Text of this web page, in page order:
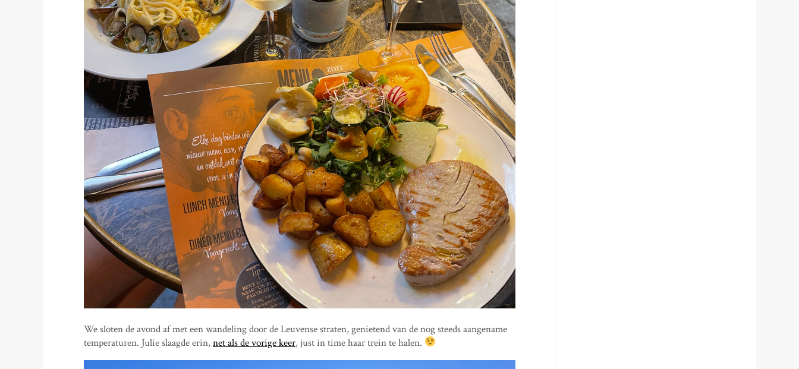
We sloten de avond af met een wandeling door de Leuvense straten, genietend van de nog steeds aangename
temperaturen. Julie slaagde erin,net als de vorige keer, just in time haar trein te halen.